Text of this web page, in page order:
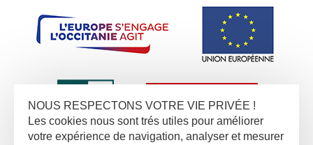
NOUS RESPECTONS VOTRE VIE PRIVÉE !
Les cookies nous sont trés utiles pour améliorer
votre expérience de navigation, analyser et mesurer